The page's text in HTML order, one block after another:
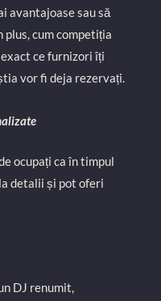
avantajoase sau să
plus, cum competiția
ce furnizori îți
vor fi deja rezervați.
ocupați ca în timpul
detalii și pot oferi
DJ renumit,